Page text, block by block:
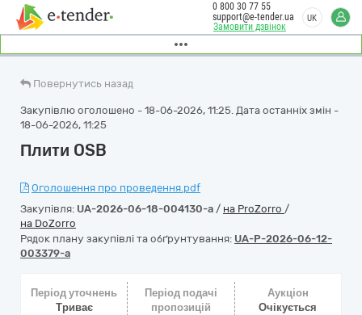
Замовити дзвінок
0 800 30 77 55
support@e-tender.ua
UK
Повернутись назад
Закупівлю оголошено - 18-06-2026, 11:25. Дата останніх змін -
18-06-2026, 11:25
Плити OSB
Оголошення про проведення.pdf
Закупівля: UA-2026-06-18-004130-a / на ProZorro /
на DoZorro
Рядок плану закупівлі та обґрунтування: UA-P-2026-06-12-
003379-a
Період уточнень
Триває
Період подачі
пропозицій
Аукціон
Очікується